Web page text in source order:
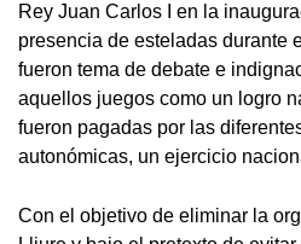
Rey Juan Carlos I en la
presencia de esteladas durante
fueron tema de debate e
aquellos juegos como un logro
fueron pagadas por las
autonómicas, un ejercicio
Con el objetivo de eliminar la